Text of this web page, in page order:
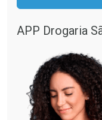
APP Drogaria